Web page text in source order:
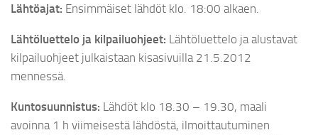
Lähtöajat: Ensimmäiset lähdöt klo. 18:00 alkaen.
Lähtöluettelo ja kilpailuohjeet: Lähtöluettelo ja alustavat
kilpailuohjeet julkaistaan kisasivuilla 21.5.2012
mennessä.
Kuntosuunnistus: Lähdöt klo 18.30 – 19.30, maali
avoinna 1 h viimeisestä lähdöstä, ilmoittautuminen